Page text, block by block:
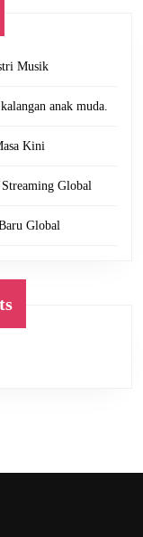
Musik
anak muda.
Kini
Global
Global